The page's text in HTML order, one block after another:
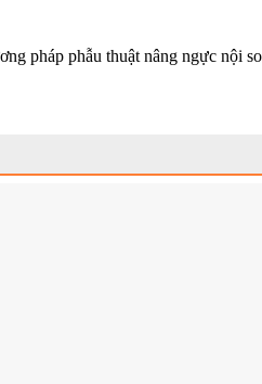
pháp phẫu thuật nâng ngực nội